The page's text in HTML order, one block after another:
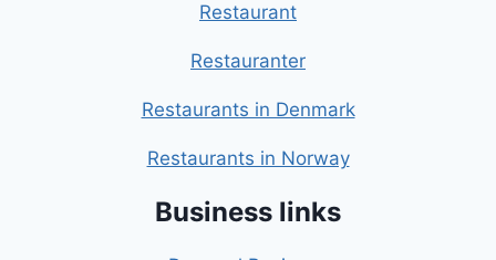
Restaurant
Restauranter
Restaurants in Denmark
Restaurants in Norway
Business links